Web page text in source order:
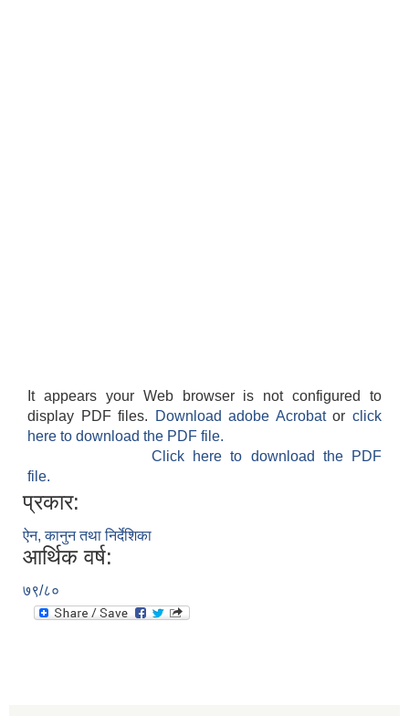
It appears your Web browser is not configured to
display PDF files.
Download adobe Acrobatorclick
here to download the PDF file.
Click here to download the PDF
file.
प्रकार:
ऐन, कानुन तथा निर्देशिका
आर्थिक वर्ष:
७९/८०